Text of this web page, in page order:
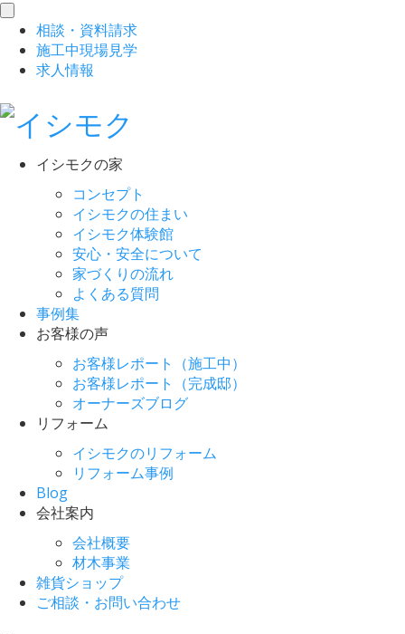
toggle
navigation
相談 ・ 資料請求
施工中現場見学
求人情報
イシモクの家
コンセプト
イシモクの住まい
イシモク体験館
安心・安全について
家づくりの流れ
よくある質問
事例集
お客様の声
お客様レポート（施工中）
お客様レポート（完成邸）
オーナーズブログ
リフォーム
イシモクのリフォーム
リフォーム事例
Blog
会社案内
会社概要
材木事業
雑貨ショップ
ご相談・お問い合わせ